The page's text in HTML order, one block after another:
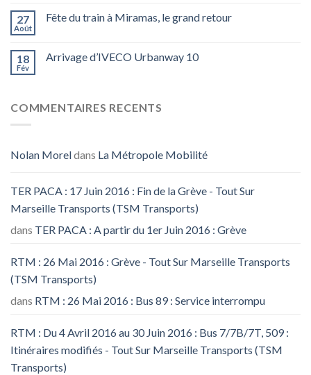
27
Août
Fête du train à Miramas, le grand retour
18
Fév
Arrivage d’IVECO Urbanway 10
COMMENTAIRES RECENTS
Nolan Moreldans La Métropole Mobilité
TER PACA : 17 Juin 2016 : Fin de la Grève - Tout Sur
Marseille Transports (TSM Transports)
dans TER PACA : A partir du 1er Juin 2016 : Grève
RTM : 26 Mai 2016 : Grève - Tout Sur Marseille Transports
(TSM Transports)
dans RTM : 26 Mai 2016 : Bus 89 : Service interrompu
RTM : Du 4 Avril 2016 au 30 Juin 2016 : Bus 7/7B/7T, 509 :
Itinéraires modifiés - Tout Sur Marseille Transports (TSM
Transports)